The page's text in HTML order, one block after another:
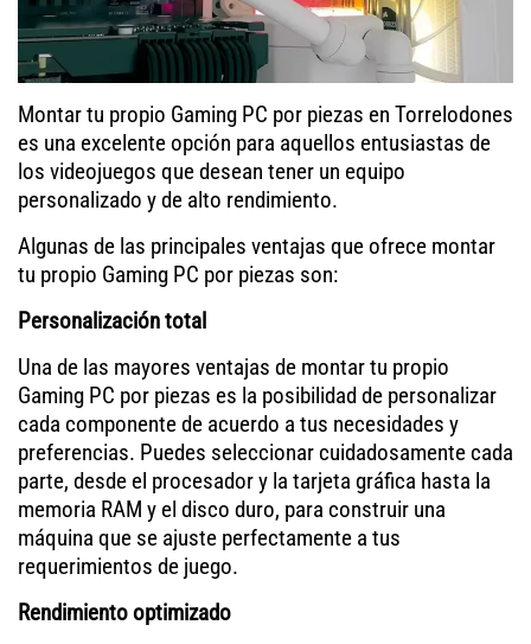
Montar tu propio Gaming PC por piezas en Torrelodones
es una excelente opción para aquellos entusiastas de
los videojuegos que desean tener un equipo
personalizado y de alto rendimiento.
Algunas de las principales ventajas que ofrece montar
tu propio Gaming PC por piezas son:
Personalización total
Una de las mayores ventajas de montar tu propio
Gaming PC por piezas es la posibilidad de personalizar
cada componente de acuerdo a tus necesidades y
preferencias. Puedes seleccionar cuidadosamente cada
parte, desde el procesador y la tarjeta gráfica hasta la
memoria RAM y el disco duro, para construir una
máquina que se ajuste perfectamente a tus
requerimientos de juego.
Rendimiento optimizado